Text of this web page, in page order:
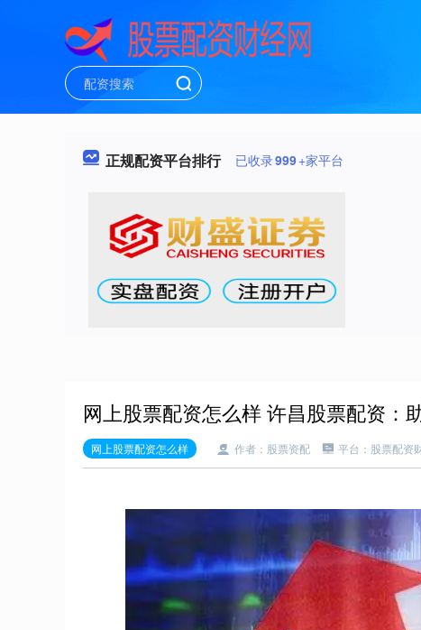
正规配资平台排行 已收录999+家平台
网上股票配资怎么样 许昌股票配资：
网上股票配资怎么样 作者：股票资配 平台：股票配资